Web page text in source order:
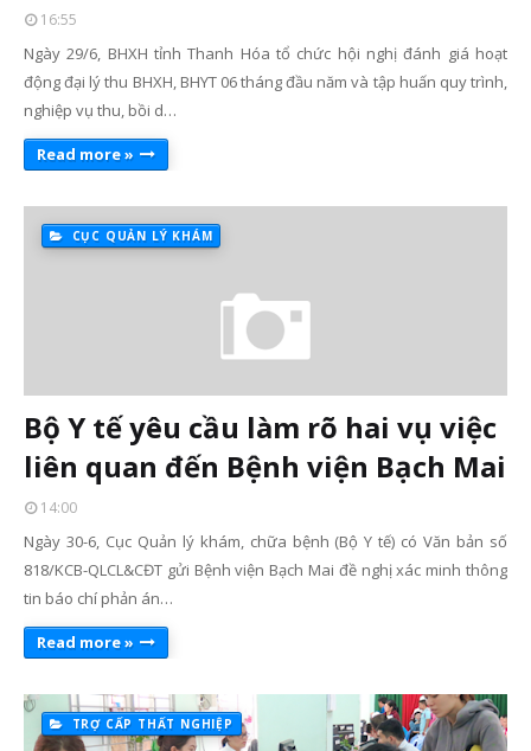
16:55
Ngày 29/6, BHXH tỉnh Thanh Hóa tổ chức hội nghị đánh giá hoạt
động đại lý thu BHXH, BHYT 06 tháng đầu năm và tập huấn quy trình,
nghiệp vụ thu, bồi d…
Read more »
CỤC QUẢN LÝ KHÁM
Bộ Y tế yêu cầu làm rõ hai vụ việc
liên quan đến Bệnh viện Bạch Mai
14:00
Ngày 30-6, Cục Quản lý khám, chữa bệnh (Bộ Y tế) có Văn bản số
818/KCB-QLCL&CĐT gửi Bệnh viện Bạch Mai đề nghị xác minh thông
tin báo chí phản án…
Read more »
TRỢ CẤP THẤT NGHIỆP